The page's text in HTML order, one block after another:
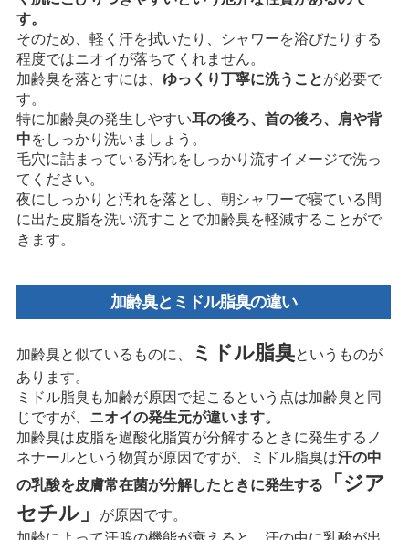
す。
そのため、軽く汗を拭いたり、シャワーを浴びたりする
程度ではニオイが落ちてくれません。
加齢臭を落とすには、 ゆっくり丁寧に洗うことが必要で
す。
特に加齢臭の発生しやすい耳の後ろ、首の後ろ、肩や背
中をしっかり洗いましょう。
毛穴に詰まっている汚れをしっかり流すイメージで洗っ
てください。
夜にしっかりと汚れを落とし、朝シャワーで寝ている間
に出た皮脂を洗い流すことで加齢臭を軽減することがで
きます。
加齢臭とミドル脂臭の違い
加齢臭と似ているものに、 ミドル脂臭というものが
あります。
ミドル脂臭も加齢が原因で起こるという点は加齢臭と同
じですが、 ニオイの発生元が違います。
加齢臭は皮脂を過酸化脂質が分解するときに発生するノ
ネナールという物質が原因ですが、ミドル脂臭は汗の中
の乳酸を皮膚常在菌が分解したときに発生する
「ジア
セチル」
が原因です。